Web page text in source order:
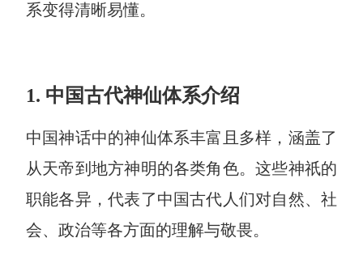
解决方案
在线绘图
系变得清晰易懂。
1. 中国古代神仙体系介绍
中国神话中的神仙体系丰富且多样，涵盖了
从天帝到地方神明的各类角色。这些神祇的
职能各异，代表了中国古代人们对自然、社
会、政治等各方面的理解与敬畏。